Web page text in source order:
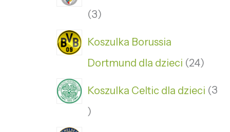
3
Koszulka Borussia
Dortmund dla dzieci 24
Koszulka Celtic dla dzieci 3